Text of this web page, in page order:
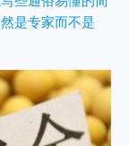
是专家而不是